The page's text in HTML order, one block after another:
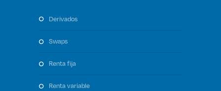
derivados
swaps
renta fija
renta variable